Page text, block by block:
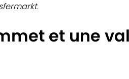
.
et une